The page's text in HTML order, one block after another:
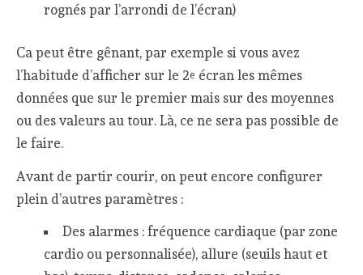
rognés par l’arrondi de l’écran)
Ca peut être gênant, par exemple si vous avez
l’habitude d’afficher sur le 2e écran les mêmes
données que sur le premier mais sur des moyennes
ou des valeurs au tour. Là, ce ne sera pas possible de
le faire.
Avant de partir courir, on peut encore configurer
plein d’autres paramètres :
Des alarmes : fréquence cardiaque (par zone
cardio ou personnalisée), allure (seuils haut et